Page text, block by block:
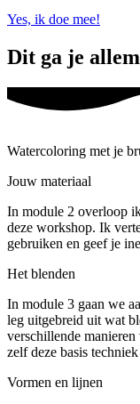
Yes, ik doe mee!
Dit ga je
Watercoloring met je
Jouw materiaal
In module 2 overloop
deze workshop. Ik
gebruiken en geef je
Het blenden
In module 3 gaan we
leg uitgebreid uit wat
verschillende
zelf deze basis
Vormen en lijnen